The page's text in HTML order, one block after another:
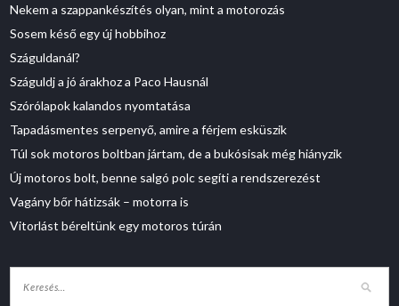
Nekem a szappankészítés olyan, mint a motorozás
Sosem késő egy új hobbihoz
Száguldanál?
Száguldj a jó árakhoz a Paco Hausnál
Szórólapok kalandos nyomtatása
Tapadásmentes serpenyő, amire a férjem esküszik
Túl sok motoros boltban jártam, de a bukósisak még hiányzik
Új motoros bolt, benne salgó polc segíti a rendszerezést
Vagány bőr hátizsák – motorra is
Vitorlást béreltünk egy motoros túrán